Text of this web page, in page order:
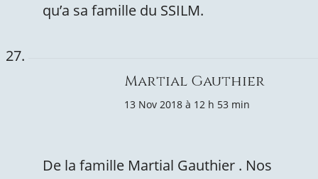
qu’a sa famille du SSILM.
Martial Gauthier
13 Nov 2018 à 12 h 53 min
De la famille Martial Gauthier . Nos